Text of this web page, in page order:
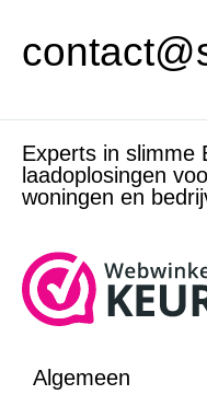
Experts in slimme
laadoplosingen
woningen en
Algemeen